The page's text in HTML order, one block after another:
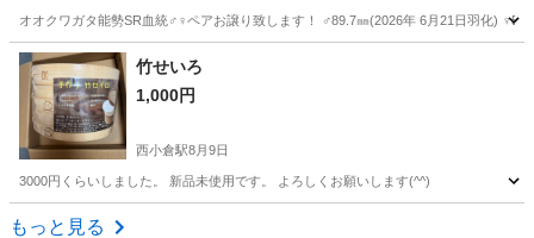
オオクワガタ能勢SR血統♂♀ペアお譲り致します！ ♂89.7㎜(2026年 6月21日羽化)
福岡 北九州市 下曽根駅
竹せいろ
1,000円
西小倉駅8月9日
3000円くらいしました。 新品未使用です。 よろしくお願いします(^^)
福岡 北九州市
もっと見る